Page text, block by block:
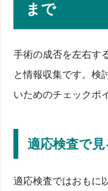
まで
手術の成否を左右す
と情報収集です。検
いためのチェックポ
適応検査で
適応検査ではおもに